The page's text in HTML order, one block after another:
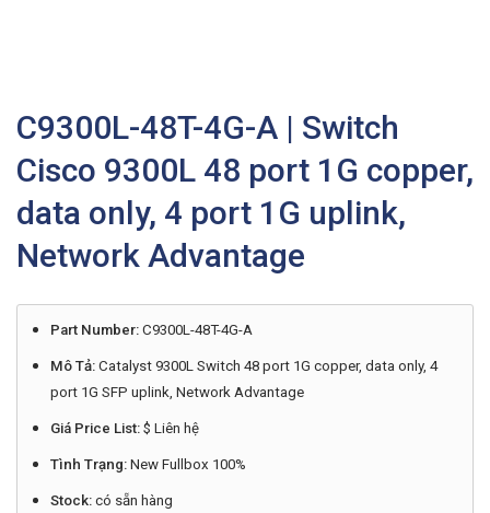
C9300L-48T-4G-A | Switch
Cisco 9300L 48 port 1G copper,
data only, 4 port 1G uplink,
Network Advantage
Part Number:C9300L-48T-4G-A
Mô Tả:Catalyst 9300L Switch 48 port 1G copper, data only, 4
port 1G SFP uplink, Network Advantage
Giá Price List:$ Liên hệ
Tình Trạng:New Fullbox 100%
Stock:có sẵn hàng